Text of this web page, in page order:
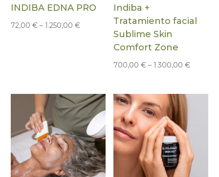
INDIBA EDNA PRO
72,00€ –1.250,00€
Indiba +
Tratamiento facial
Sublime Skin
Comfort Zone
700,00€ –1.300,00€